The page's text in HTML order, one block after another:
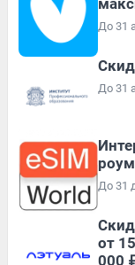
До 31
До 31
До 31
от
000